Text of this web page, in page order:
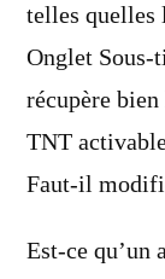
telles quelles
Onglet Sous-
récupère
TNT
Faut-il
Est-ce qu’un